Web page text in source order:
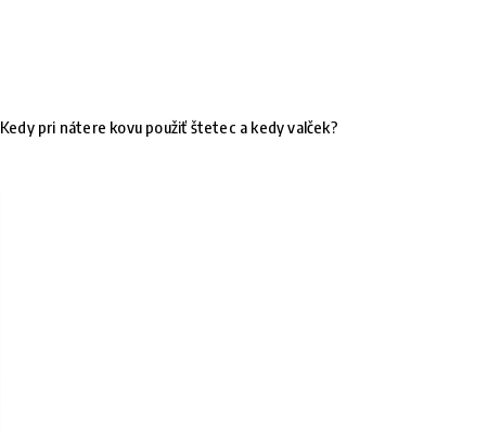
Kedy pri nátere kovu použiť štetec a kedy valček?